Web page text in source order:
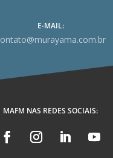
E-MAIL:
MAFM NAS REDES SOCIAIS: